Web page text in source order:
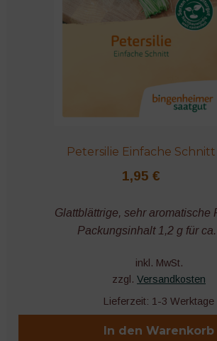
Petersilie Einfache Schnitt
1,95 €
Glattblättrige, sehr aromatische
Packungsinhalt 1,2 g für ca.
inkl. MwSt.
zzgl. Versandkosten
Lieferzeit: 1-3 Werktage
In den Warenkorb